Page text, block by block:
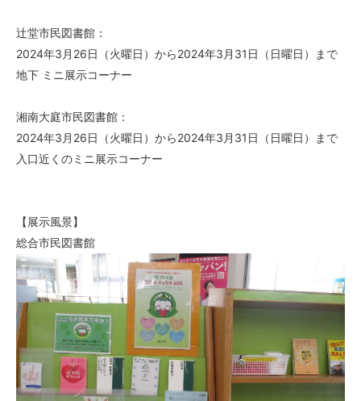
辻堂市民図書館：
2024年3月26日（火曜日）から2024年3月31日（日曜日）まで
地下 ミニ展示コーナー
湘南大庭市民図書館：
2024年3月26日（火曜日）から2024年3月31日（日曜日）まで
入口近くのミニ展示コーナー
【展示風景】
総合市民図書館